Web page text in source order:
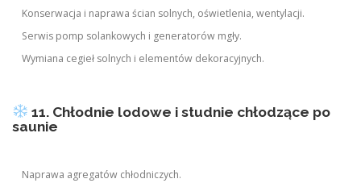
Konserwacja i naprawa ścian solnych, oświetlenia, wentylacji.
Serwis pomp solankowych i generatorów mgły.
Wymiana cegieł solnych i elementów dekoracyjnych.
11. Chłodnie lodowe i studnie chłodzące po
saunie
Naprawa agregatów chłodniczych.